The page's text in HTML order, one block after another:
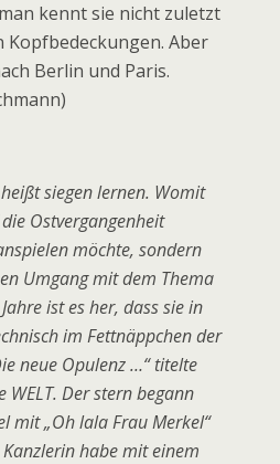
kennt sie nicht zuletzt
Kopfbedeckungen. Aber
Berlin und Paris.
siegen lernen. Womit
Ostvergangenheit
möchte, sondern
Umgang mit dem Thema
ist es her, dass sie in
im Fettnäppchen der
neue Opulenz …“ titelte
WELT. Der stern begann
mit „Oh lala Frau Merkel“
habe mit einem